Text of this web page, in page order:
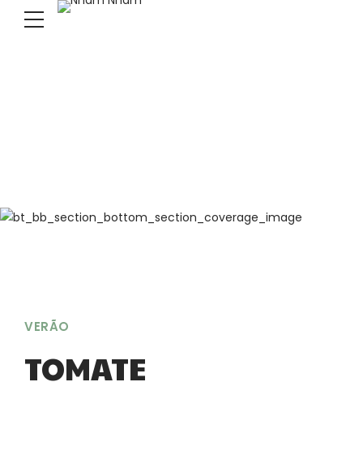
VERÃO
TOMATE